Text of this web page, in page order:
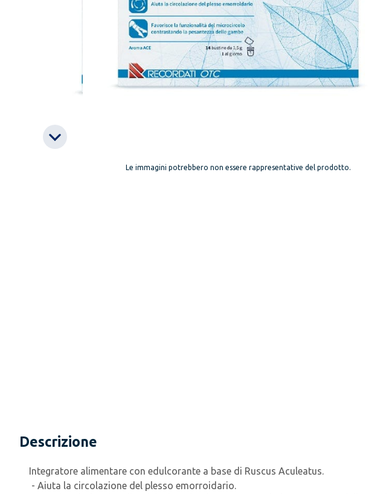
Le immagini potrebbero non essere rappresentative del prodotto.
Descrizione
Integratore alimentare con edulcorante a base di Ruscus Aculeatus.
- Aiuta la circolazione del plesso emorroidario.